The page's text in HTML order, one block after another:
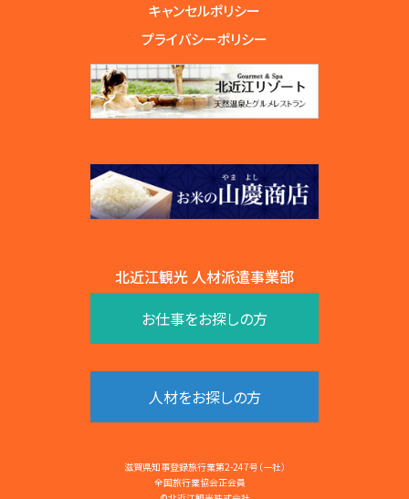
キャンセルポリシー
プライバシーポリシー
北近江観光 人材派遣事業部
お仕事をお探しの方
人材をお探しの方
滋賀県知事登録旅行業第2-247号（一社）
全国旅行業協会正会員